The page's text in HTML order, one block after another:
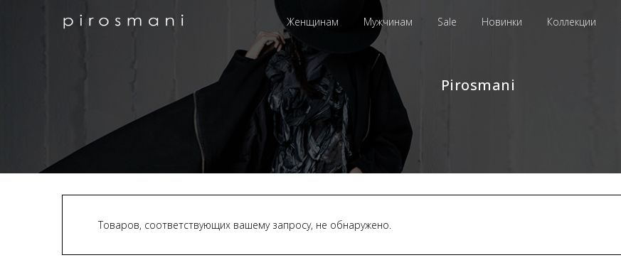
Женщинам Мужчинам Sale Новинки Коллекции
Pirosmani
Товаров, соответствующих вашему запросу, не обнаружено.